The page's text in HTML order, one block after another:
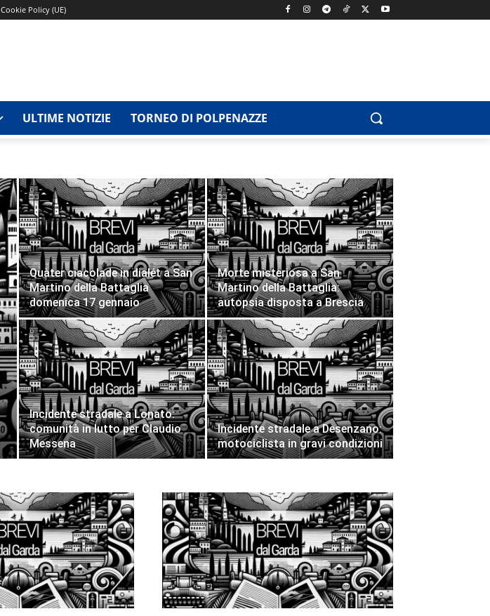
Cookie Policy (UE)
ULTIME NOTIZIE TORNEO DI POLPENAZZE
Quàter ciacolade in dialét a San
Martino della Battaglia
domenica 17 gennaio
Morte misteriosa a San
Martino della Battaglia:
autopsia disposta a Brescia
Incidente stradale a Lonato:
comunità in lutto per Claudio
Messena
Incidente stradale a Desenzano:
motociclista in gravi condizioni